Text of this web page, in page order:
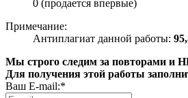
0 (продается впервые)
Примечание:
Антиплагиат данной работы:
Мы строго следим за повторами и
Для получения этой работы
Ваш E-mail:*